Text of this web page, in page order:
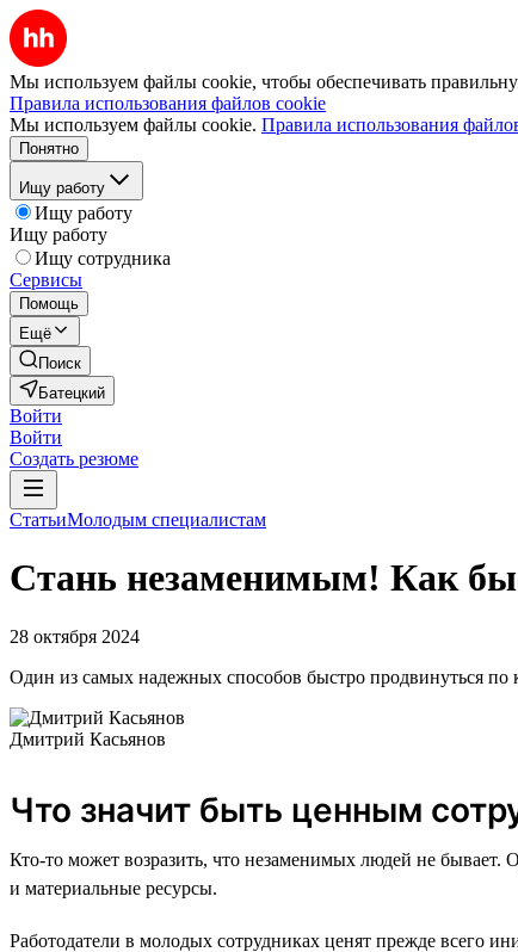
Мы используем файлы cookie, чтобы обеспечивать
Правила использования файлов cookie
Мы используем файлы cookie. Правила использования
Понятно
Ищу работу
Ищу работу
Ищу работу
Ищу сотрудника
Сервисы
Помощь
Ещё
Поиск
Батецкий
Войти
Войти
Создать резюме
СтатьиМолодым специалистам
Стань незаменимым! Как
28 октября 2024
Один из самых надежных способов быстро продвинуться по
Дмитрий Касьянов
Что значит быть ценным
Кто-то может возразить, что незаменимых людей не бывает.
и материальные ресурсы.
Работодатели в молодых сотрудниках ценят прежде всего